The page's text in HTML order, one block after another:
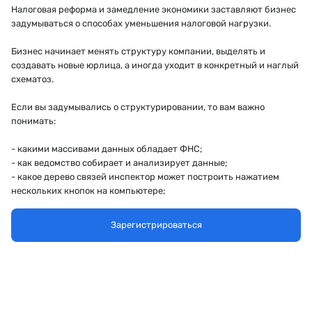
Налоговая реформа и замедление экономики заставляют бизнес
задумываться о способах уменьшения налоговой нагрузки.
Бизнес начинает менять структуру компании, выделять и
создавать новые юрлица, а иногда уходит в конкретный и наглый
схематоз.
Если вы задумывались о структурировании, то вам важно
понимать:
- какими массивами данных обладает ФНС;
- как ведомство собирает и анализирует данные;
- какое дерево связей инспектор может построить нажатием
нескольких кнопок на компьютере;
- и какие глупости точно не стоит совершать, чтобы не
заработать себе большие проблемы.
Зарегистрироваться